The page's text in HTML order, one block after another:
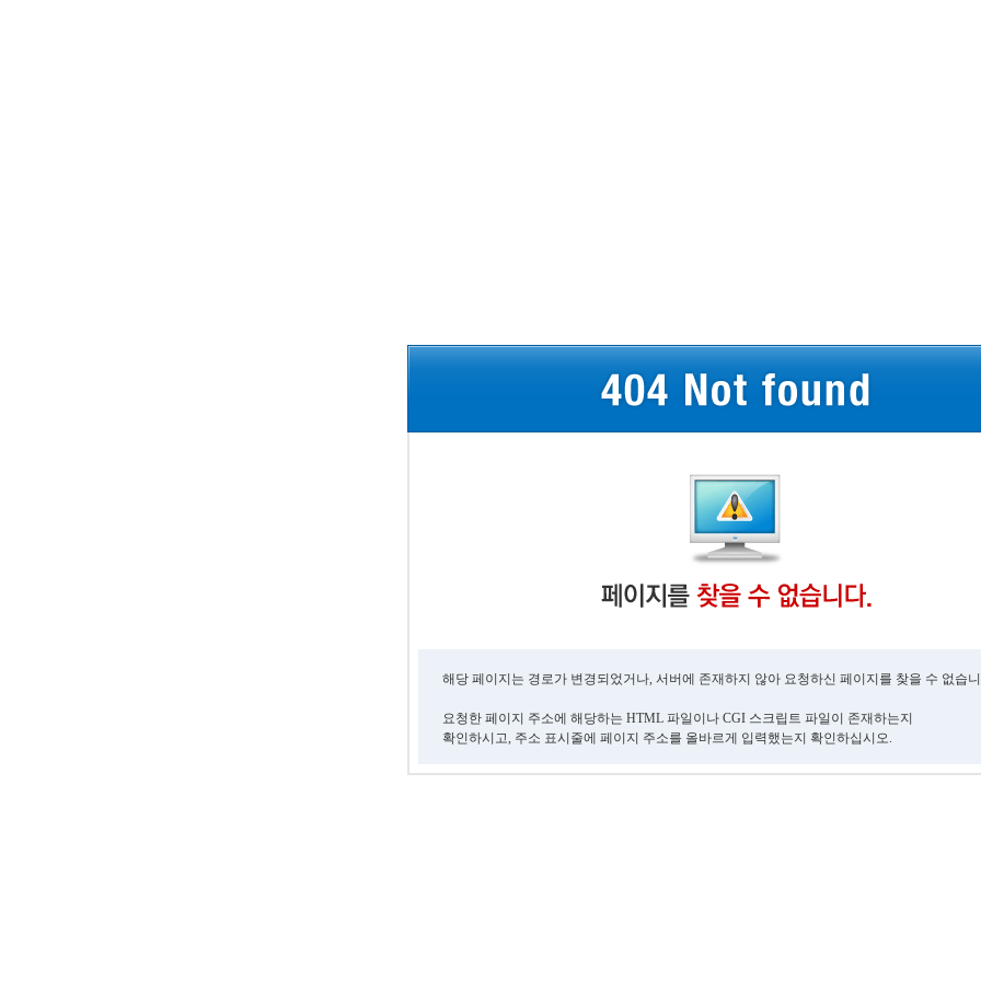
해당 페이지는 경로가 변경되었거나, 서버에 존재하지 않아 요청하신 페이지를 찾을 수 없습
요청한 페이지 주소에 해당하는 HTML 파일이나 CGI 스크립트 파일이 존재하는지
확인하시고, 주소 표시줄에 페이지 주소를 올바르게 입력했는지 확인하십시오.